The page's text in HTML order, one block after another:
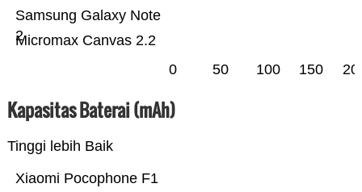
Micromax Canvas 2.2
Samsung Galaxy Note
2
0 50 100 150
Kapasitas Baterai (mAh)
Tinggi lebih Baik
Xiaomi Pocophone F1